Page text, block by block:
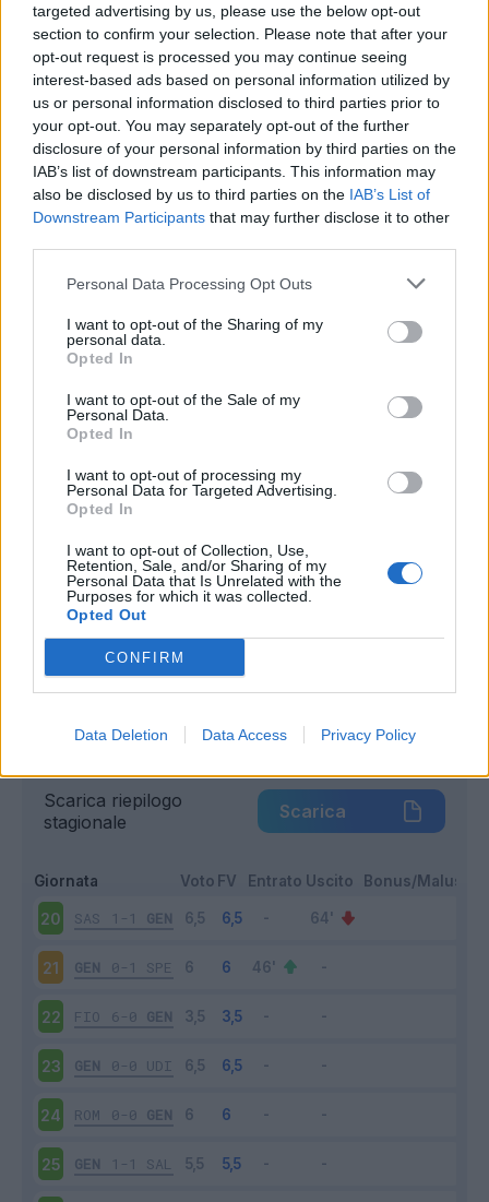
targeted advertising by us, please use the below opt-out
section to confirm your selection. Please note that after your
opt-out request is processed you may continue seeing
interest-based ads based on personal information utilized by
us or personal information disclosed to third parties prior to
your opt-out. You may separately opt-out of the further
disclosure of your personal information by third parties on the
IAB’s list of downstream participants. This information may
also be disclosed by us to third parties on the IAB’s List of
Downstream Participants that may further disclose it to other
Personal Data Processing Opt Outs
I want to opt-out of the Sharing of my
personal data.
Opted In
I want to opt-out of the Sale of my
Personal Data.
Opted In
I want to opt-out of processing my
Personal Data for Targeted Advertising.
Opted In
I want to opt-out of Collection, Use,
Retention, Sale, and/or Sharing of my
Personal Data that Is Unrelated with the
Purposes for which it was collected.
Opted Out
CONFIRM
Data Deletion Data Access Privacy Policy
Riepilogo stagione
Titolare 14 - 73
Squalificato
Infortunato 0 - 0
Scarica riepilogo
stagionale
Scarica
Giornata Voto FV Entrato Uscito Bonus/Malus
20 SAS 1-1 GEN
21 GEN 0-1 SPE
22 FIO 6-0 GEN
23 GEN 0-0 UDI
24 ROM 0-0 GEN
25 GEN 1-1 SAL